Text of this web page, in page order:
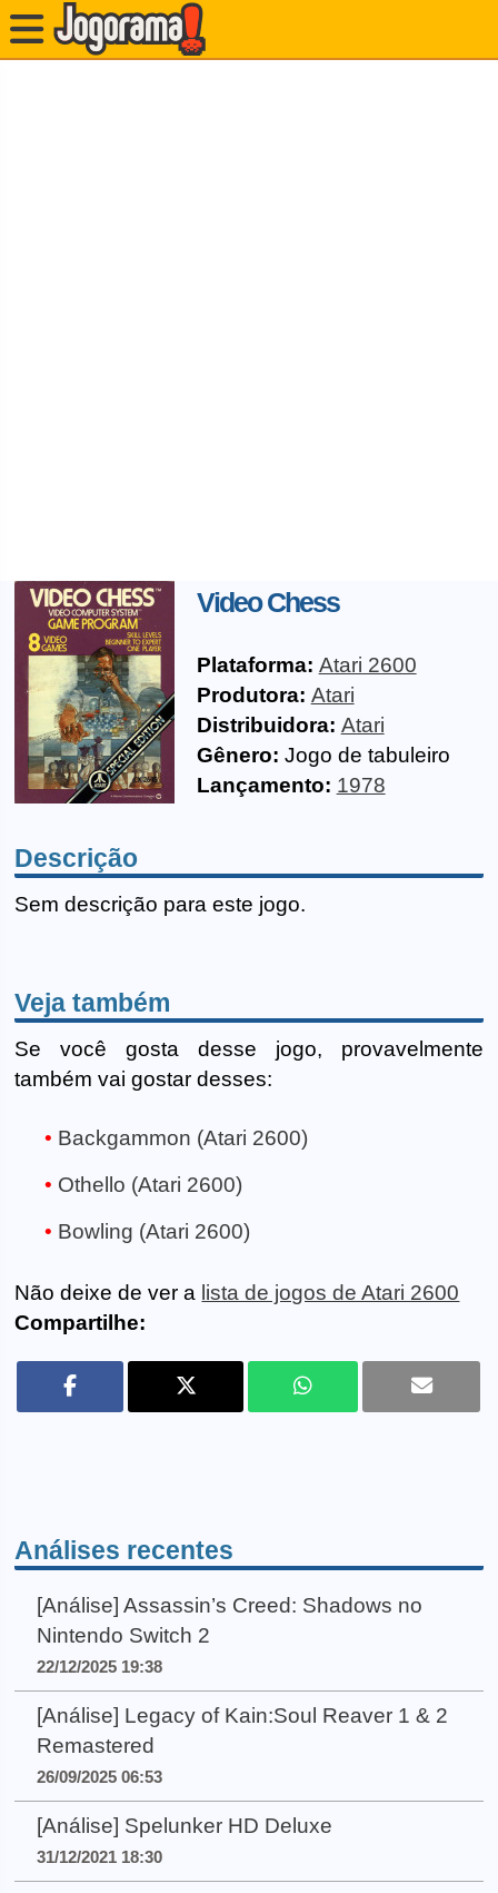
Video Chess
Plataforma: Atari 2600
Produtora: Atari
Distribuidora: Atari
Gênero: Jogo de tabuleiro
Lançamento: 1978
Descrição
Sem descrição para este jogo.
Veja também
Se você gosta desse jogo, provavelmente
também vai gostar desses:
Backgammon (Atari 2600)
Othello (Atari 2600)
Bowling (Atari 2600)
Não deixe de ver a lista de jogos de Atari 2600
Compartilhe:
Análises recentes
[Análise] Assassin’s Creed: Shadows no
Nintendo Switch 2
22/12/2025 19:38
[Análise] Legacy of Kain:Soul Reaver 1 & 2
Remastered
26/09/2025 06:53
[Análise] Spelunker HD Deluxe
31/12/2021 18:30